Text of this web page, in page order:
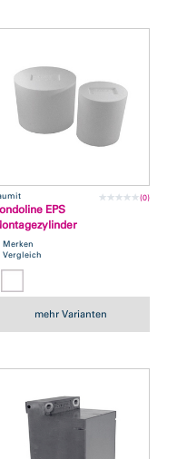
(0)
EPS
Merken
Vergleich
mehr Varianten